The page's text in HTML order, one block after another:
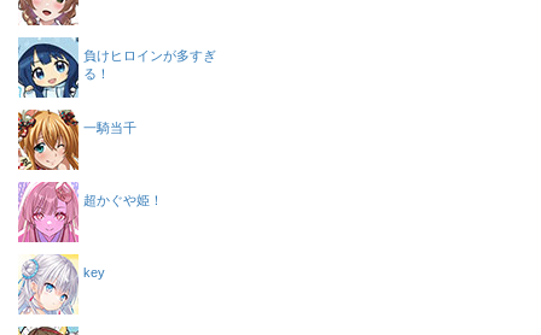
負けヒロインが多すぎ
る！
一騎当千
超かぐや姫！
key